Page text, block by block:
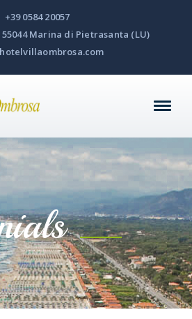
+39 0584 20057
Marina di Pietrasanta (LU)